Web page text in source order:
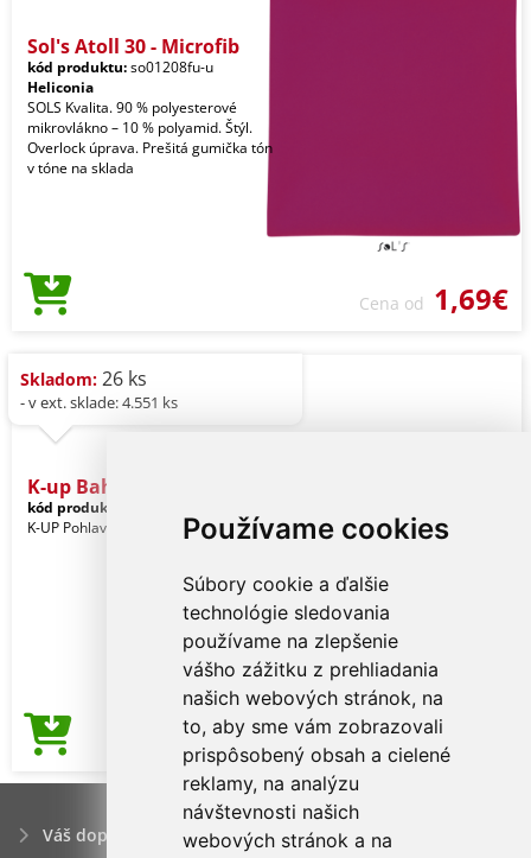
Používame cookies
Súbory cookie a ďalšie
technológie sledovania
používame na zlepšenie
vášho zážitku z prehliadania
našich webových stránok, na
to, aby sme vám zobrazovali
prispôsobený obsah a cielené
reklamy, na analýzu
návštevnosti našich
webových stránok a na
Sol's Atoll 30 - Microfib
kód produktu:so01208fu-u
Heliconia
SOLS Kvalita. 90 % polyesterové
mikrovlákno – 10 % polyamid. Štýl.
Overlock úprava. Prešitá gumička tón
v tóne na sklada
Cena od 1,69€
Skladom: 26 ks
- v ext. sklade: 4.551 ks
K-up Bahia - 7 Panels Cap
kód produktu:
K-UP Pohlavie: Unisex
Cena od 1,69€
Váš dopyt